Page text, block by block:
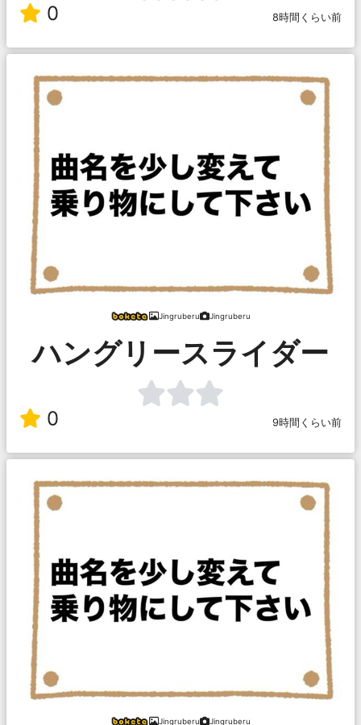
0 8時間くらい前
Jingruberu Jingruberu
ハングリースライダー
0 9時間くらい前
Jingruberu Jingruberu